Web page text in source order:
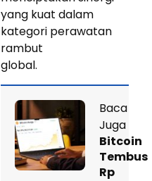
yang kuat dalam
kategori perawatan
rambut
global.
Baca
Juga
Bitcoin
Tembus
Rp